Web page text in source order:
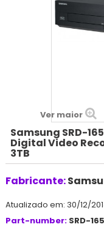
Ver maior
Samsung SRD-
Digital Video
3TB
Fabricante:
Atualizado em: 30/12/
Part-number: SRD-